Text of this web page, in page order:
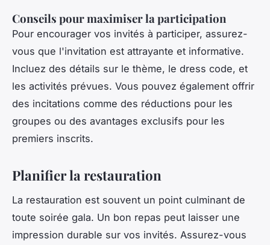
Conseils pour maximiser la participation
Pour encourager vos invités à participer, assurez-
vous que l'invitation est attrayante et informative.
Incluez des détails sur le thème, le dress code, et
les activités prévues. Vous pouvez également offrir
des incitations comme des réductions pour les
groupes ou des avantages exclusifs pour les
premiers inscrits.
Planifier la restauration
La restauration est souvent un point culminant de
toute soirée gala. Un bon repas peut laisser une
impression durable sur vos invités. Assurez-vous